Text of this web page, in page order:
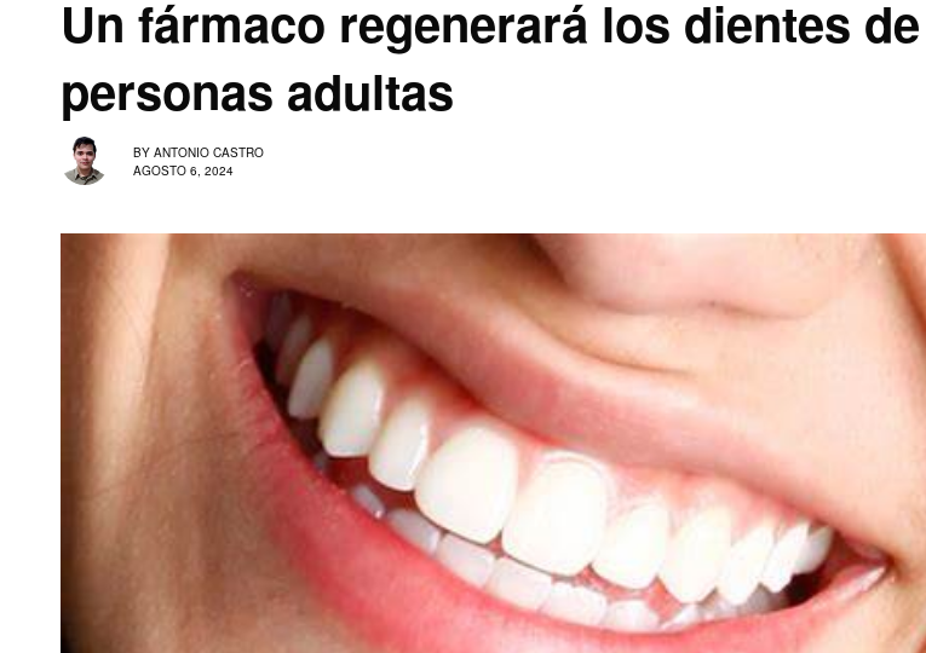
Un fármaco regenerará los dientes de
personas adultas
BY ANTONIO CASTRO
AGOSTO 6, 2024